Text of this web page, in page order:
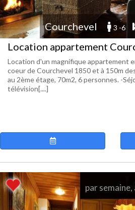
Courchevel 3 -6
Location appartement
Location d'un magnifique appartement
coeur de Courchevel 1850 et à 150m
au 2ème étage, 70m2, 6 personnes. -
télévision[....]
par